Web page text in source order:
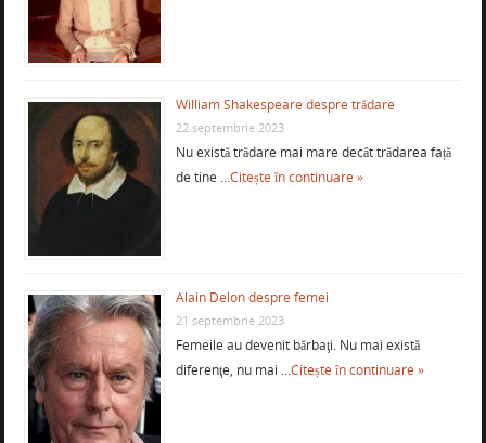
William Shakespeare despre trădare
22 septembrie 2023
Nu există trădare mai mare decât trădarea față
de tine …Citește în continuare »
Alain Delon despre femei
21 septembrie 2023
Femeile au devenit bărbaţi. Nu mai există
diferenţe, nu mai …Citește în continuare »